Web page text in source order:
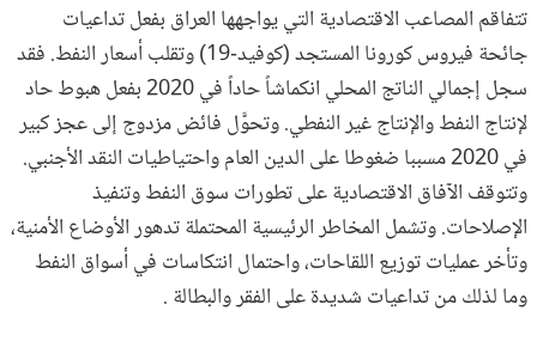
تتفاقم المصاعب الاقتصادية التي يواجهها العراق بفعل تداعيات
جائحة فيروس كورونا المستجد (كوفيد-19) وتقلب أسعار النفط. فقد
سجل إجمالي الناتج المحلي انكماشاً حاداً في 2020 بفعل هبوط حاد
لإنتاج النفط والإنتاج غير النفطي. وتحوَّل فائض مزدوج إلى عجز كبير
في 2020 مسببا ضغوطا على الدين العام واحتياطيات النقد الأجنبي.
وتتوقف الآفاق الاقتصادية على تطورات سوق النفط وتنفيذ
الإصلاحات. وتشمل المخاطر الرئيسية المحتملة تدهور الأوضاع الأمنية،
وتأخر عمليات توزيع اللقاحات، واحتمال انتكاسات في أسواق النفط
وما لذلك من تداعيات شديدة على الفقر والبطالة .